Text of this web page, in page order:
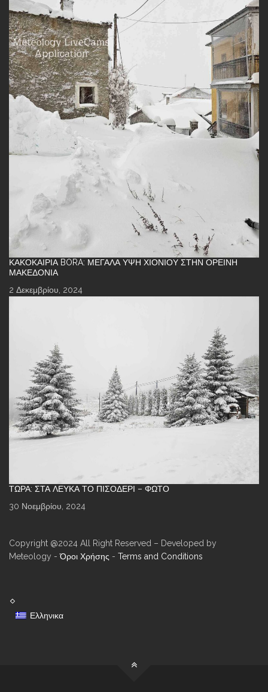
ΚΑΚΟΚΑΙΡΊΑ BORA: ΜΕΓΆΛΑ ΎΨΗ ΧΙΟΝΙΟΎ ΣΤΗΝ ΟΡΕΙΝΉ
ΜΑΚΕΔΟΝΊΑ
2 Δεκεμβρίου, 2024
ΤΏΡΑ: ΣΤΑ ΛΕΥΚΆ ΤΟ ΠΙΣΟΔΈΡΙ – ΦΩΤΌ
30 Νοεμβρίου, 2024
Copyright @2024 All Right Reserved – Developed by
Meteology -Όροι Χρήσης - Terms and Conditions
Ελληνικα